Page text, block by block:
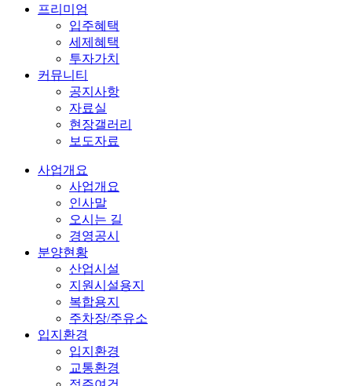
프리미엄
입주혜택
세제혜택
투자가치
커뮤니티
공지사항
자료실
현장갤러리
보도자료
사업개요
사업개요
인사말
오시는 길
경영공시
분양현황
산업시설
지원시설용지
복합용지
주차장/주유소
입지환경
입지환경
교통환경